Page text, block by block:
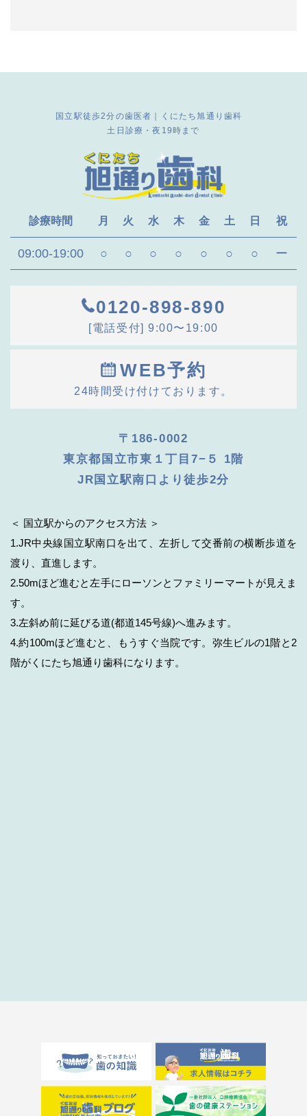
国立駅徒歩2分の歯医者｜くにたち旭通り歯科
土日診療・夜19時まで
診療時間 月 火 水 木 金 土 日 祝
09:00-19:00 ○ ○ ○ ○ ○ ○ ○ ー
0120-898-890
[電話受付] 9:00〜19:00
WEB予約
24時間受け付けております。
〒186-0002
東京都国立市東１丁目7−５ 1階
JR国立駅南口より徒歩2分
＜ 国立駅からのアクセス方法 ＞
1.JR中央線国立駅南口を出て、左折して交番前の横断歩道を
渡り、直進します。
2.50mほど進むと左手にローソンとファミリーマートが見えま
す。
3.左斜め前に延びる道(都道145号線)へ進みます。
4.約100mほど進むと、もうすぐ当院です。弥生ビルの1階と2
階がくにたち旭通り歯科になります。